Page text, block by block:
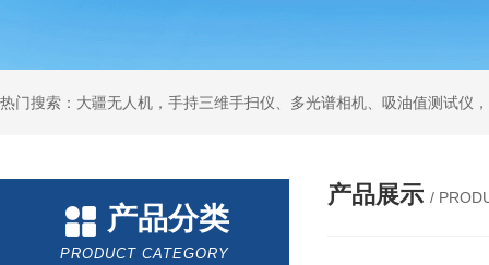
热门搜索：大疆无人机，手持三维手扫仪、多光谱相机、吸油值测试仪
产品分类
PRODUCT CATEGORY
产品展示 /